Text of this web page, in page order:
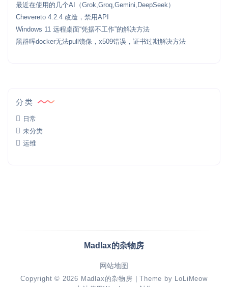
最近在使用的几个AI（Grok,Groq,Gemini,DeepSeek）
Chevereto 4.2.4 改造，禁用API
Windows 11 远程桌面“凭据不工作”的解决方法
黑群晖docker无法pull镜像，x509错误，证书过期解决方法
分类
日常
未分类
运维
Madlax的杂物房
网站地图
Copyright © 2026 Madlax的杂物房 | Theme by LoLiMeow